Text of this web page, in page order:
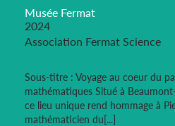
Musée Fermat
2024
Association Fermat Science
Sous-titre : Voyage au coeur du
mathématiques Situé à
ce lieu unique rend hommage à
mathématicien du[...]